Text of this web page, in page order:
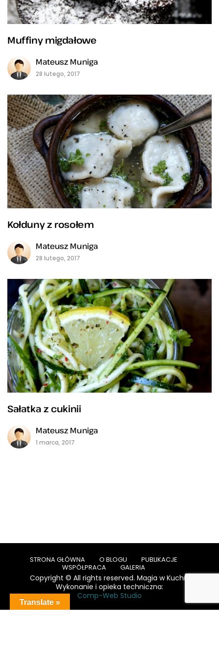
Muffiny migdałowe
Mateusz Muniga
28 lutego, 2017
Kołduny z rosołem
Mateusz Muniga
28 lutego, 2017
Sałatka z cukinii
Mateusz Muniga
1 marca, 2017
STRONA GŁÓWNA O BLOGU
PUBLIKACJE
WSPÓŁPRACA
GALERIA
Copyright © All rights reserved. Magia w Kuchni
Wykonanie i opieka techniczna:
Comp-Web Studio
Translate »